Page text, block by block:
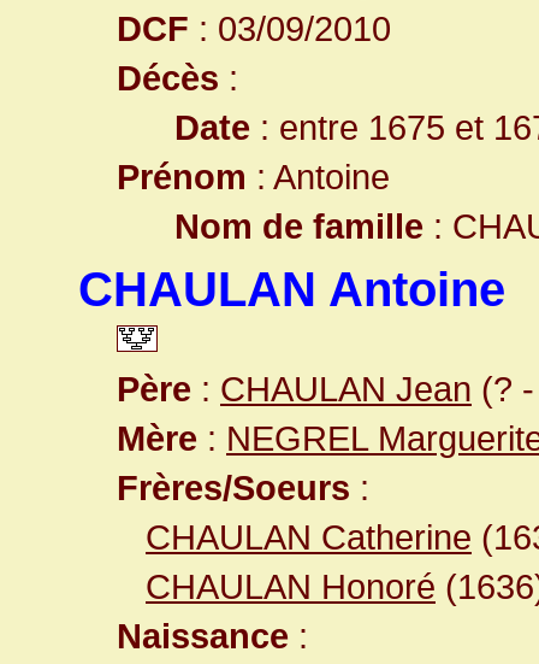
DCF : 03/09/2010
Décès :
Date : entre 1675 et
Prénom : Antoine
Nom de famille :
CHAULAN Antoine
Père : CHAULAN Jean (?
Mère : NEGREL
Frères/Soeurs :
CHAULAN Catherine
CHAULAN Honoré
Naissance :